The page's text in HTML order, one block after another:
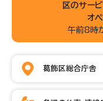
区のサー
オ
午前8時
葛飾区総合庁舎